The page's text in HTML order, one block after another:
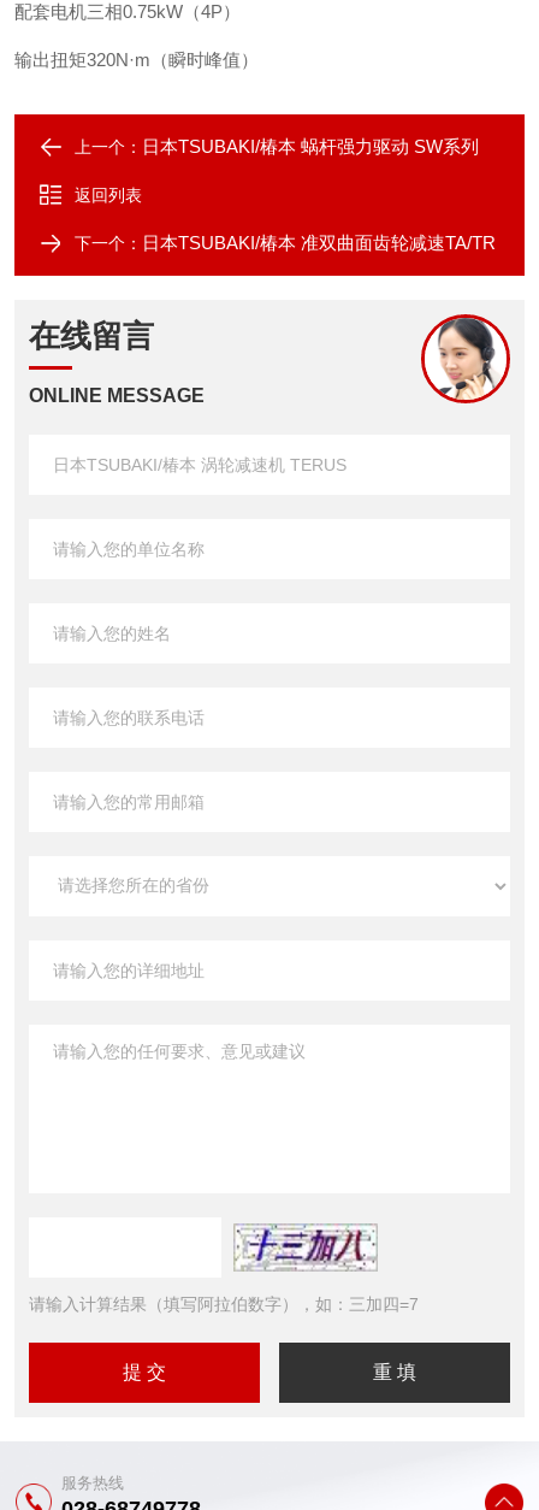
配套电机三相0.75kW（4P）
输出扭矩320N·m（瞬时峰值）
上一个： 日本TSUBAKI/椿本 蜗杆强力驱动 SW系列
返回列表
下一个： 日本TSUBAKI/椿本 准双曲面齿轮减速TA/TR
在线留言
ONLINE MESSAGE
请输入计算结果（填写阿拉伯数字），如：三加四=7
服务热线